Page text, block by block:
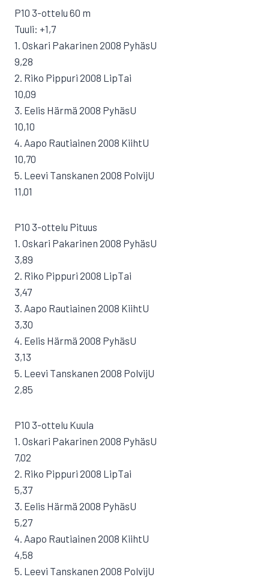
P10 3-ottelu 60 m
Tuuli: +1,7
1. Oskari Pakarinen 2008 PyhäsU
9,28
2. Riko Pippuri 2008 LipTai
10,09
3. Eelis Härmä 2008 PyhäsU
10,10
4. Aapo Rautiainen 2008 KiihtU
10,70
5. Leevi Tanskanen 2008 PolvijU
11,01
P10 3-ottelu Pituus
1. Oskari Pakarinen 2008 PyhäsU
3,89
2. Riko Pippuri 2008 LipTai
3,47
3. Aapo Rautiainen 2008 KiihtU
3,30
4. Eelis Härmä 2008 PyhäsU
3,13
5. Leevi Tanskanen 2008 PolvijU
2,85
P10 3-ottelu Kuula
1. Oskari Pakarinen 2008 PyhäsU
7,02
2. Riko Pippuri 2008 LipTai
5,37
3. Eelis Härmä 2008 PyhäsU
5,27
4. Aapo Rautiainen 2008 KiihtU
4,58
5. Leevi Tanskanen 2008 PolvijU